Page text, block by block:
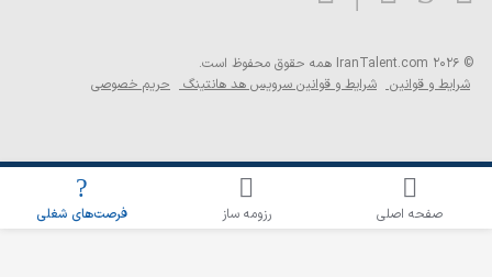
اطلاع‌رسانی شغلی را برای این جستجو فعال کنید
© 2026 IranTalent.com
همه حقوق محفوظ است.
شرایط و قوانین شرایط و قوانین سرویس هد هانتینگ حریم خصوصی
صفحه اصلی رزومه ساز فرصت‌های شغلی